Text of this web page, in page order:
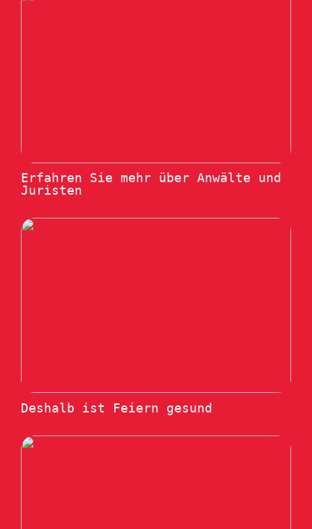
Erfahren Sie mehr über Anwälte und
Juristen
Deshalb ist Feiern gesund